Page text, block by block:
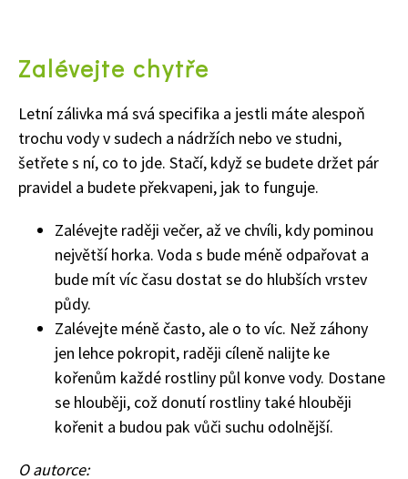
65 Kč
Objednat >
Naše krásná zahrada Speciál
Zalévejte chytře
Letní zálivka má svá specifika a jestli máte alespoň
trochu vody v sudech a nádržích nebo ve studni,
šetřete s ní, co to jde. Stačí, když se budete držet pár
pravidel a budete překvapeni, jak to funguje.
Zalévejte raději večer, až ve chvíli, kdy pominou
největší horka. Voda s bude méně odpařovat a
bude mít víc času dostat se do hlubších vrstev
půdy.
Zalévejte méně často, ale o to víc. Než záhony
jen lehce pokropit, raději cíleně nalijte ke
kořenům každé rostliny půl konve vody. Dostane
se hlouběji, což donutí rostliny také hlouběji
kořenit a budou pak vůči suchu odolnější.
O autorce: